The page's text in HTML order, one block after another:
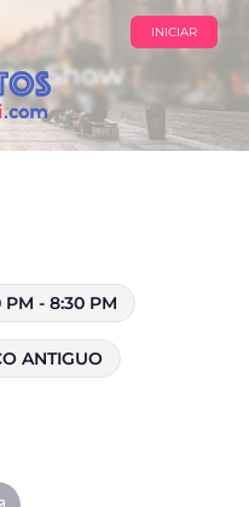
INICIAR
Show
PM - 8:30 PM
ANTIGUO